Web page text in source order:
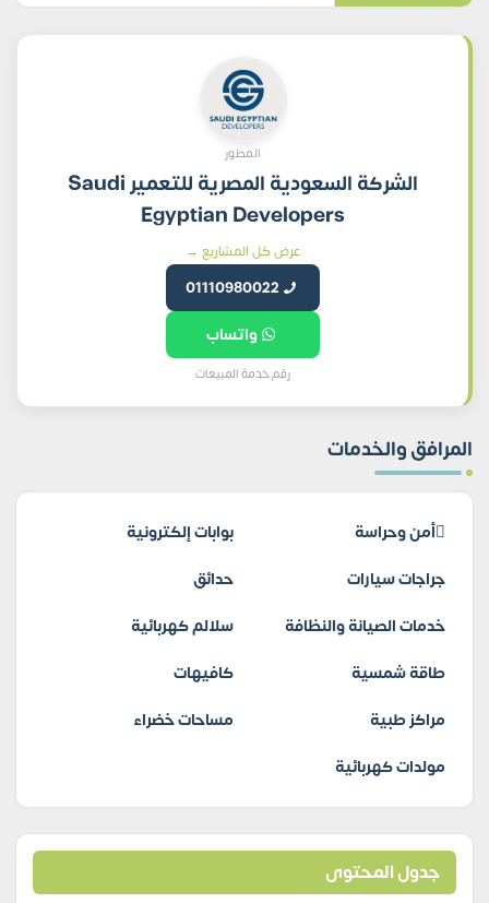
المطور
الشركة السعودية المصرية للتعمير Saudi
Egyptian Developers
عرض كل المشاريع →
01110980022
واتساب
رقم خدمة المبيعات
المرافق والخدمات
أمن وحراسة
بوابات إلكترونية
جراجات سيارات
حدائق
خدمات الصيانة والنظافة
سلالم كهربائية
طاقة شمسية
كافيهات
مراكز طبية
مساحات خضراء
مولدات كهربائية
جدول المحتوى